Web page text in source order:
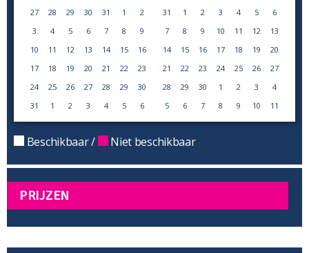
27
28 29 30 31 1
2
3
4 5 6 7 8
9
10
11 12 13 14 15
16
17
18 19 20 21 22
23
24
25 26 27 28 29
30
31
1 2 3 4 5 6
31
1 2 3 4 5
6
7
8 9 10 11 12
13
14
15 16 17 18 19
20
21
22 23 24 25 26
27
28
29 30 1 2 3
4
5
6 7 8 9 10 11
Beschikbaar / Niet beschikbaar
PRIJZEN